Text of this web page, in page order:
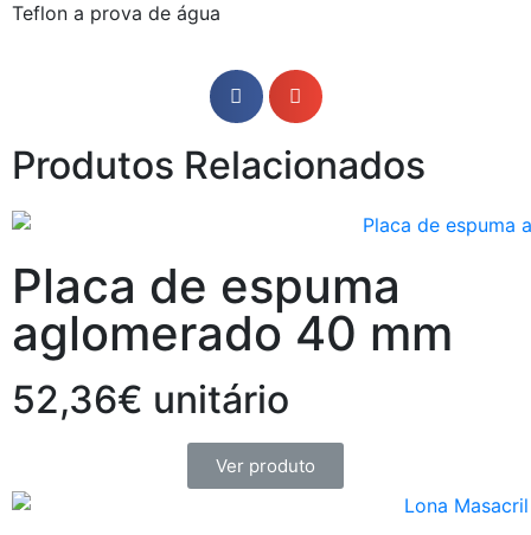
Teflon a prova de água
Produtos Relacionados
Placa de espuma
aglomerado 40 mm
52,36€ unitário
Ver produto